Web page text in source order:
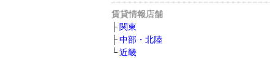
賃貸情報店舗
関東
中部・北陸
近畿